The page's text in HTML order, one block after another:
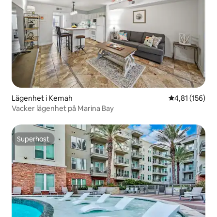
Lägenhet i Kemah 4,81 av 5 i
4,81 (156)
Vacker lägenhet på Marina Bay
Superhost
Superhost